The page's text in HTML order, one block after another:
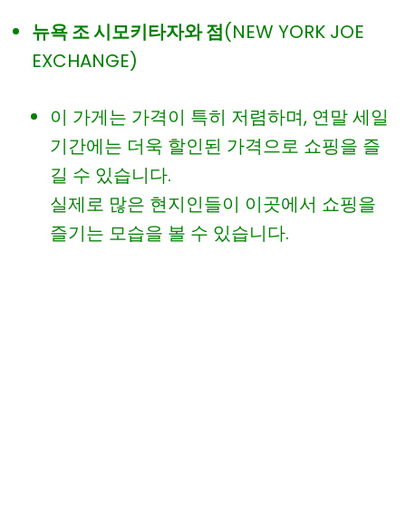
뉴욕 조 시모키타자와 점(NEW YORK JOE
EXCHANGE)
이 가게는 가격이 특히 저렴하며, 연말 세일
기간에는 더욱 할인된 가격으로 쇼핑을 즐
길 수 있습니다.
실제로 많은 현지인들이 이곳에서 쇼핑을
즐기는 모습을 볼 수 있습니다.